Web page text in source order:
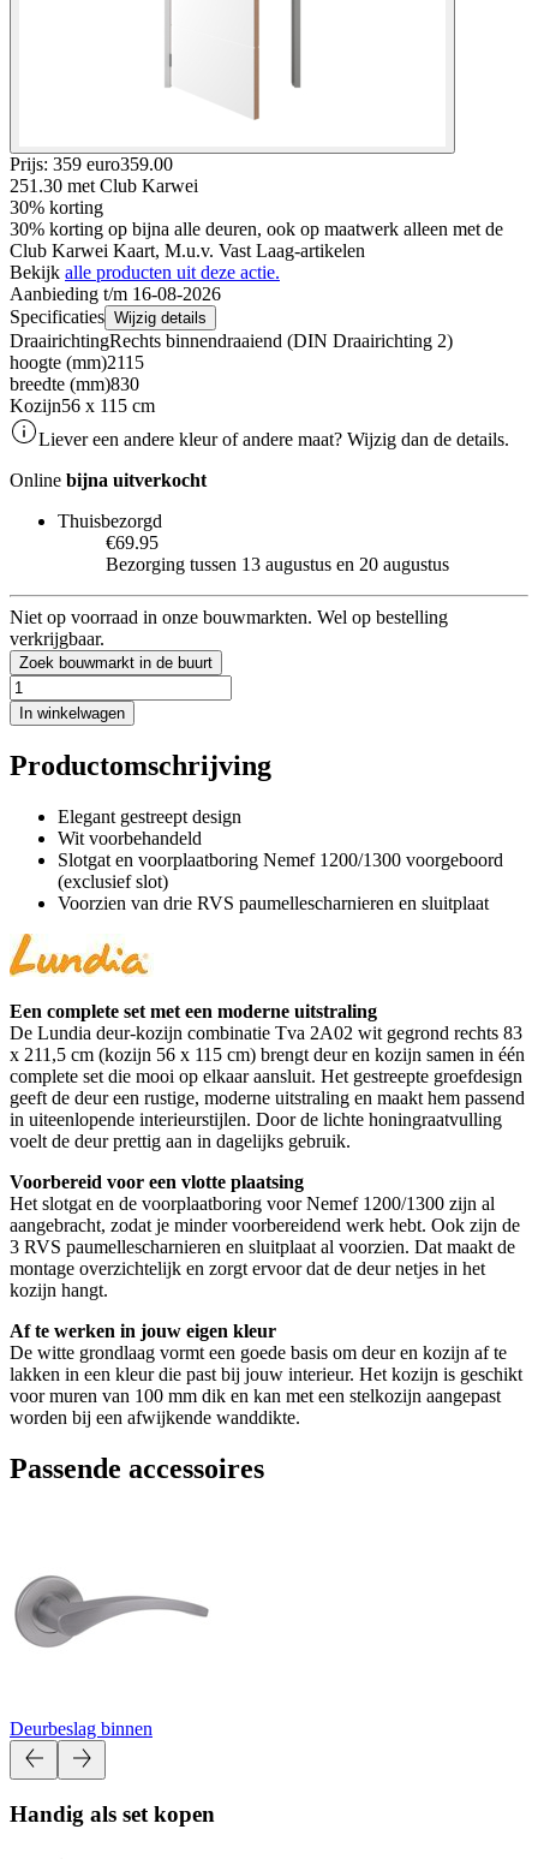
Prijs: 359 euro359.00
251.30 met Club Karwei
30% korting
30% korting op bijna alle deuren, ook op maatwerk alleen met de
Club Karwei Kaart, M.u.v. Vast Laag-artikelen
Bekijk alle producten uit deze actie.
Aanbieding t/m 16-08-2026
Specificaties Wijzig details
DraairichtingRechts binnendraaiend (DIN Draairichting 2)
hoogte (mm)2115
breedte (mm)830
Kozijn56 x 115 cm
Liever een andere kleur of andere maat? Wijzig dan de details.
Online bijna uitverkocht
Thuisbezorgd
€69.95
Bezorging tussen 13 augustus en 20 augustus
Niet op voorraad in onze bouwmarkten. Wel op bestelling
verkrijgbaar.
Zoek bouwmarkt in de buurt
In winkelwagen
Productomschrijving
Elegant gestreept design
Wit voorbehandeld
Slotgat en voorplaatboring Nemef 1200/1300 voorgeboord
(exclusief slot)
Voorzien van drie RVS paumellescharnieren en sluitplaat
Een complete set met een moderne uitstraling
De Lundia deur-kozijn combinatie Tva 2A02 wit gegrond rechts 83
x 211,5 cm (kozijn 56 x 115 cm) brengt deur en kozijn samen in één
complete set die mooi op elkaar aansluit. Het gestreepte groefdesign
geeft de deur een rustige, moderne uitstraling en maakt hem passend
in uiteenlopende interieurstijlen. Door de lichte honingraatvulling
voelt de deur prettig aan in dagelijks gebruik.
Voorbereid voor een vlotte plaatsing
Het slotgat en de voorplaatboring voor Nemef 1200/1300 zijn al
aangebracht, zodat je minder voorbereidend werk hebt. Ook zijn de
3 RVS paumellescharnieren en sluitplaat al voorzien. Dat maakt de
montage overzichtelijk en zorgt ervoor dat de deur netjes in het
kozijn hangt.
Af te werken in jouw eigen kleur
De witte grondlaag vormt een goede basis om deur en kozijn af te
lakken in een kleur die past bij jouw interieur. Het kozijn is geschikt
voor muren van 100 mm dik en kan met een stelkozijn aangepast
worden bij een afwijkende wanddikte.
Passende accessoires
Deurbeslag binnen
Handig als set kopen